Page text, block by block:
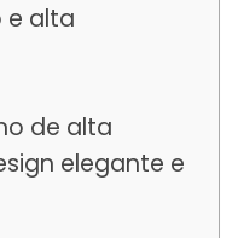
alta
de alta
elegante e